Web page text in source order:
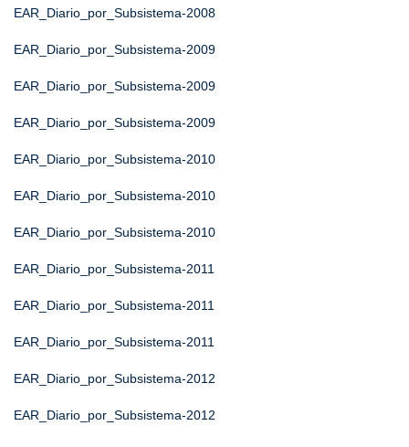
EAR_Diario_por_Subsistema-2008
EAR_Diario_por_Subsistema-2009
EAR_Diario_por_Subsistema-2009
EAR_Diario_por_Subsistema-2009
EAR_Diario_por_Subsistema-2010
EAR_Diario_por_Subsistema-2010
EAR_Diario_por_Subsistema-2010
EAR_Diario_por_Subsistema-2011
EAR_Diario_por_Subsistema-2011
EAR_Diario_por_Subsistema-2011
EAR_Diario_por_Subsistema-2012
EAR_Diario_por_Subsistema-2012